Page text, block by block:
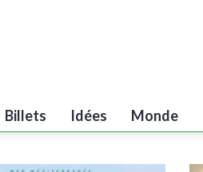
Billets Idées Monde